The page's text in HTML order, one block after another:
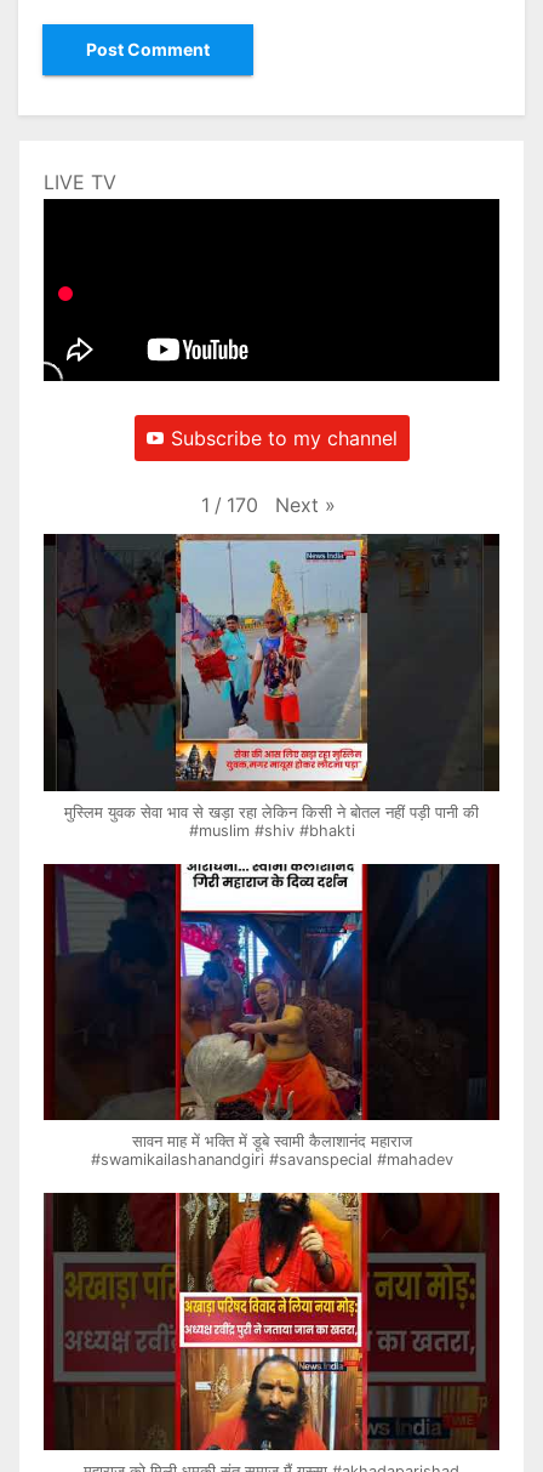
LIVE TV
Subscribe to my channel
1 / 170 Next »
मुस्लिम युवक सेवा भाव से खड़ा रहा लेकिन किसी ने बोतल नहीं पड़ी पानी की
#muslim #shiv #bhakti
सावन माह में भक्ति में डूबे स्वामी कैलाशानंद महाराज
#swamikailashanandgiri #savanspecial #mahadev